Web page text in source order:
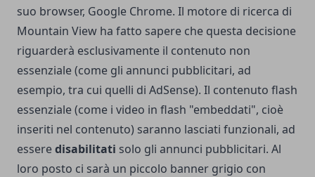
suo browser, Google Chrome. Il motore di ricerca di
Mountain View ha fatto sapere che questa decisione
riguarderà esclusivamente il contenuto non
essenziale (come gli annunci pubblicitari, ad
esempio, tra cui quelli di AdSense). Il contenuto flash
essenziale (come i video in flash "embeddati", cioè
inseriti nel contenuto) saranno lasciati funzionali, ad
esseredisabilitati solo gli annunci pubblicitari. Al
loro posto ci sarà un piccolo banner grigio con